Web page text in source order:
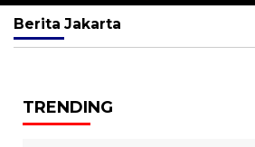
Berita Jakarta
TRENDING